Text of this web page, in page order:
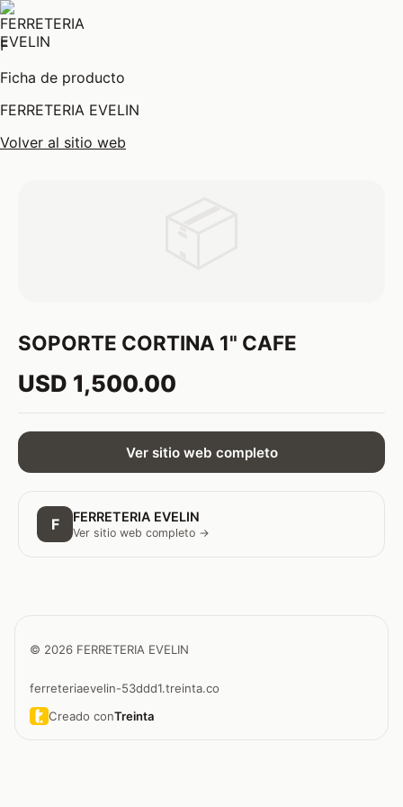
F
Ficha de producto
FERRETERIA EVELIN
Volver al sitio web
SOPORTE CORTINA 1" CAFE
USD 1,500.00
Ver sitio web completo
F FERRETERIA EVELIN
Ver sitio web completo →
© 2026 FERRETERIA EVELIN
ferreteriaevelin-53ddd1.treinta.co
Creado conTreinta